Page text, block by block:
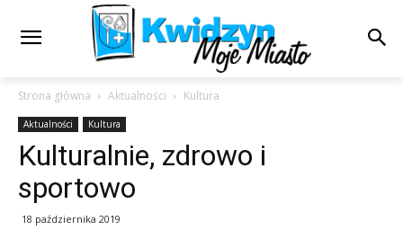
Strona główna Aktualności Kultura
Aktualności Kultura
Kulturalnie, zdrowo i
sportowo
18 października 2019